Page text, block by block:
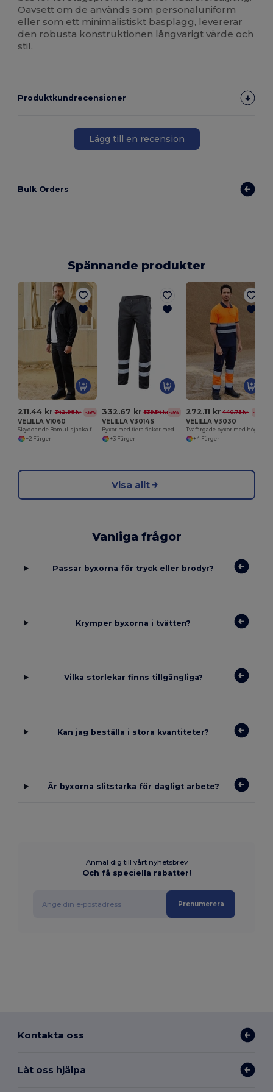
Oavsett om de används som personaluniform
eller som ett minimalistiskt basplagg, levererar
den robusta konstruktionen långvarigt värde och
stil.
Produktkundrecensioner
Lägg till en recension
Bulk Orders
Spännande produkter
211.44 kr 342.98 kr -38%
VELILLA V1060
Skyddande Bomullsjacka för Svetsare
+2 Färger
332.67 kr 539.54 kr -38%
VELILLA V3014S
Byxor med flera fickor med reflekterande rand
+3 Färger
272.11 kr 440.73 kr -38%
VELILLA V3030
+4 Färger
Visa allt
Vanliga frågor
Passar byxorna för tryck eller brodyr?
Krymper byxorna i tvätten?
Vilka storlekar finns tillgängliga?
Kan jag beställa i stora kvantiteter?
Är byxorna slitstarka för dagligt arbete?
Anmäl dig till vårt nyhetsbrev
Och få speciella rabatter!
Prenumerera
Kontakta oss
Låt oss hjälpa